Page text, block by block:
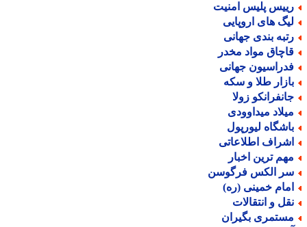
پلیس امنیت
های اروپایی
بندی جهانی
مواد مخدر
جهانی
طلا و سکه
زولا
میداوودی
لیورپول
اطلاعاتی
ترین اخبار
الکس فرگوسن
خمینی (ره)
و انتقالات
بگیران